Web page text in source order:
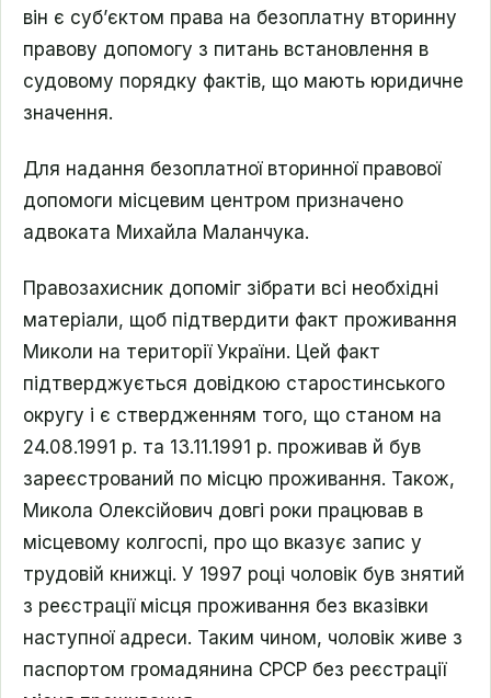
він є суб’єктом права на безоплатну вторинну
правову допомогу з питань встановлення в
судовому порядку фактів, що мають юридичне
значення.
Для надання безоплатної вторинної правової
допомоги місцевим центром призначено
адвоката Михайла Маланчука.
Правозахисник допоміг зібрати всі необхідні
матеріали, щоб підтвердити факт проживання
Миколи на території України. Цей факт
підтверджується довідкою старостинського
округу і є ствердженням того, що станом на
24.08.1991 р. та 13.11.1991 р. проживав й був
зареєстрований по місцю проживання. Також,
Микола Олексійович довгі роки працював в
місцевому колгоспі, про що вказує запис у
трудовій книжці. У 1997 році чоловік був знятий
з реєстрації місця проживання без вказівки
наступної адреси. Таким чином, чоловік живе з
паспортом громадянина СРСР без реєстрації